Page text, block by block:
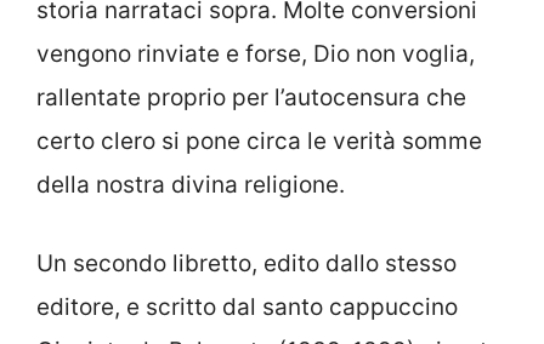
storia narrataci sopra. Molte conversioni
vengono rinviate e forse, Dio non voglia,
rallentate proprio per l’autocensura che
certo clero si pone circa le verità somme
della nostra divina religione.
Un secondo libretto, edito dallo stesso
editore, e scritto dal santo cappuccino